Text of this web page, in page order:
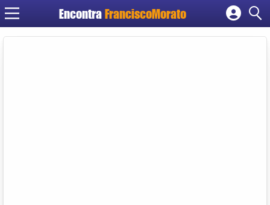
Encontra FranciscoMorato
Cadastrar empresa